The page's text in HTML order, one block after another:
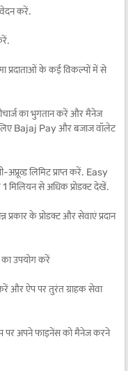
करें.
प्रदाताओं के कई विकल्पों में से
का भुगतान करें और मैनेज
Bajaj Pay और बजाज वॉलेट
लिमिट प्राप्त करें. Easy
1 मिलियन से अधिक प्रोडक्ट देखें.
प्रकार के प्रोडक्ट और सेवाएं प्रदान
उपयोग करें
और ऐप पर तुरंत ग्राहक सेवा
पर अपने फाइनेंस को मैनेज करने